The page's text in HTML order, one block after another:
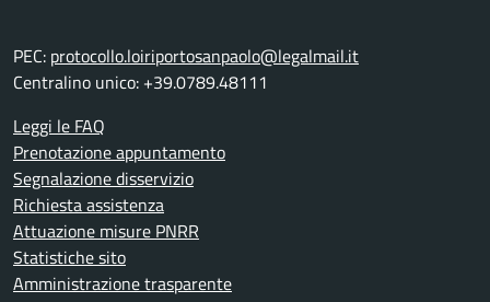
PEC: protocollo.loiriportosanpaolo@legalmail.it
Centralino unico: +39.0789.48111
Leggi le FAQ
Prenotazione appuntamento
Segnalazione disservizio
Richiesta assistenza
Attuazione misure PNRR
Statistiche sito
Amministrazione trasparente